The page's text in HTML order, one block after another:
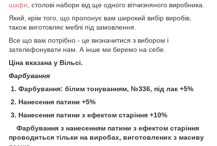
шафи , столові набори від ще одного вітчизняного виробника.
Який, крім того, що пропонує вам широкий вибір виробів,
також виготовляє меблі під замовлення.
Все що вам потрібно - це визначитися з вибором і
зателефонувати нам. А інше ми беремо на себе.
Ціна вказана у Вільсі.
Фарбування
1. Фарбування: білим тонуванням, №336, під лак +5%
2. Нанесення патини +5%
3. Нанесення патини з ефектом старіння +10%
Фарбування з нанесенням патини з ефектом старіння
проводиться тільки на виробах, виготовлених з масиву